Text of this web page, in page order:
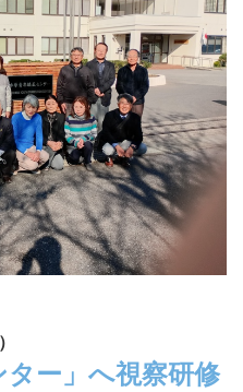
ター」へ視察研修